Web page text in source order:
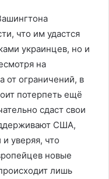
что им удастся
украинцев, но и
на
от ограничений, в
потерпеть ещё
сдаст свои
США,
уверяя, что
новые
лишь